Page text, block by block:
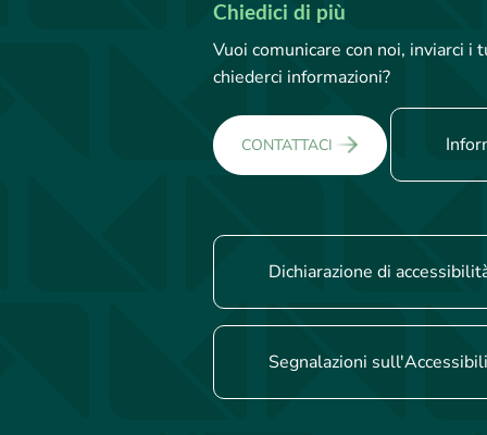
Chiedici di più
Vuoi comunicare con noi, inviarci
chiederci informazioni?
CONTATTACI
Dichiarazione di
Segnalazioni